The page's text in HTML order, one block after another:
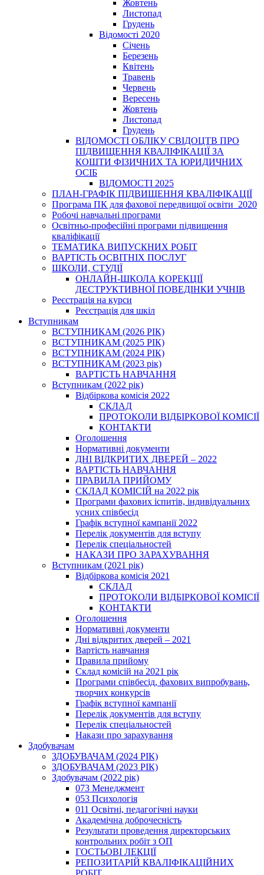
Жовтень
Листопад
Грудень
Відомості 2020
Січень
Березень
Квітень
Травень
Червень
Вересень
Жовтень
Листопад
Грудень
ВІДОМОСТІ ОБЛІКУ СВІДОЦТВ ПРО
ПІДВИЩЕННЯ КВАЛІФІКАЦІЇ ЗА
КОШТИ ФІЗИЧНИХ ТА ЮРИДИЧНИХ
ОСІБ
ВІДОМОСТІ 2025
ПЛАН-ГРАФІК ПІДВИЩЕННЯ КВАЛІФІКАЦІЇ
Програма ПК для фахової передвищої освіти_2020
Робочі навчальні програми
Освітньо-професійні програми підвищення
кваліфікації
ТЕМАТИКА ВИПУСКНИХ РОБІТ
ВАРТІСТЬ ОСВІТНІХ ПОСЛУГ
ШКОЛИ, СТУДІЇ
ОНЛАЙН-ШКОЛА КОРЕКЦІЇ
ДЕСТРУКТИВНОЇ ПОВЕДІНКИ УЧНІВ
Реєстрація на курси
Реєстрація для шкіл
Вступникам
ВСТУПНИКАМ (2026 РІК)
ВСТУПНИКАМ (2025 РІК)
ВСТУПНИКАМ (2024 РІК)
ВСТУПНИКАМ (2023 рік)
ВАРТІСТЬ НАВЧАННЯ
Вступникам (2022 рік)
Відбіркова комісія 2022
СКЛАД
ПРОТОКОЛИ ВІДБІРКОВОЇ КОМІСІЇ
КОНТАКТИ
Оголошення
Нормативні документи
ДНІ ВІДКРИТИХ ДВЕРЕЙ – 2022
ВАРТІСТЬ НАВЧАННЯ
ПРАВИЛА ПРИЙОМУ
СКЛАД КОМІСІЙ на 2022 рік
Програми фахових іспитів, індивідуальних
усних співбесід
Графік вступної кампанії 2022
Перелік документів для вступу
Перелік спеціальностей
НАКАЗИ ПРО ЗАРАХУВАННЯ
Вступникам (2021 рік)
Відбіркова комісія 2021
СКЛАД
ПРОТОКОЛИ ВІДБІРКОВОЇ КОМІСІЇ
КОНТАКТИ
Оголошення
Нормативні документи
Дні відкритих дверей – 2021
Вартість навчання
Правила прийому
Склад комісій на 2021 рік
Програми співбесід, фахових випробувань,
творчих конкурсів
Графік вступної кампанії
Перелік документів для вступу
Перелік спеціальностей
Накази про зарахування
Здобувачам
ЗДОБУВАЧАМ (2024 РІК)
ЗДОБУВАЧАМ (2023 РІК)
Здобувачам (2022 рік)
073 Менеджмент
053 Психологія
011 Освітні, педагогічні науки
Академічна доброчесність
Результати проведення директорських
контрольних робіт з ОП
ГОСТЬОВІ ЛЕКЦІЇ
РЕПОЗИТАРІЙ КВАЛІФІКАЦІЙНИХ
РОБІТ